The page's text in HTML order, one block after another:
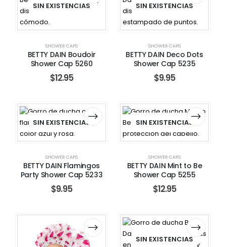
SIN EXISTENCIAS
SHOWER CAPS
BETTY DAIN Boudoir
Shower Cap 5260
$12.95
SIN EXISTENCIAS
SHOWER CAPS
BETTY DAIN Deco Dots
Shower Cap 5235
$9.95
SIN EXISTENCIAS
SHOWER CAPS
BETTY DAIN Flamingos
Party Shower Cap 5233
$9.95
SIN EXISTENCIAS
SHOWER CAPS
BETTY DAIN Mint to Be
Shower Cap 5255
$12.95
SIN EXISTENCIAS